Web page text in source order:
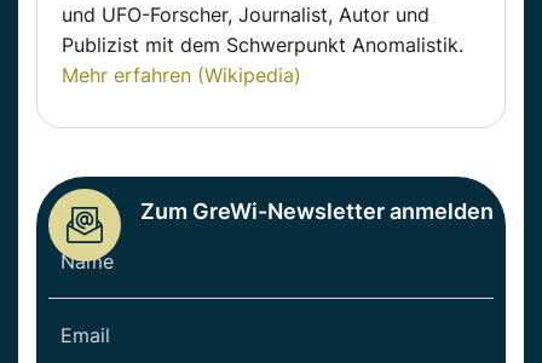
und UFO-Forscher, Journalist, Autor und
Publizist mit dem Schwerpunkt Anomalistik.
Mehr erfahren (Wikipedia)
Zum GreWi-Newsletter anmelden